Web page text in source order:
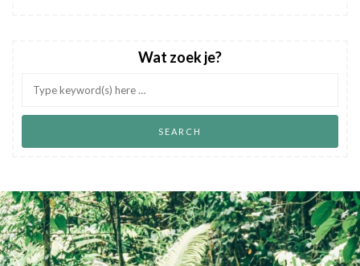
Wat zoek je?